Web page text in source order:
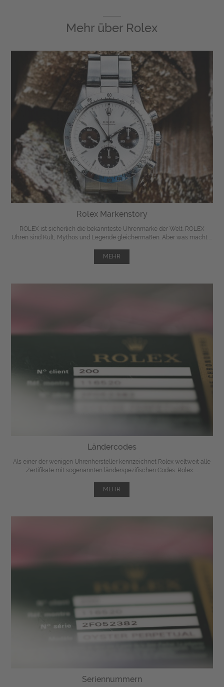
Mehr über Rolex
Rolex Markenstory
ROLEX ist sicherlich die bekannteste Uhrenmarke der Welt. ROLEX
Uhren sind Kult, Mythos und Legende gleichermaßen. Aber was macht ...
MEHR
Ländercodes
Als einer der wenigen Uhrenhersteller kennzeichnet Rolex weltweit alle
Zertifikate mit sogenannten länderspezifischen Codes. Rolex ...
MEHR
Seriennummern